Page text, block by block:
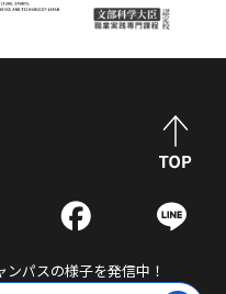
パスの様子を発信中！